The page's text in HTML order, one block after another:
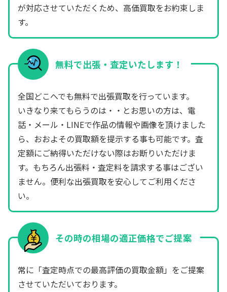
が対応させていただくため、高価買取をお約束しま
す。
無料で出張・査定いたします！
全国どこへでも無料で出張買取を行っています。
いきなり来てもらうのは・・とお思いの方は、電
話・メール・LINEで作品の情報や画像を頂けました
ら、おおよその買取額を提示する事も可能です。査
定額にご納得いただけない際はお断りいただけま
す。もちろん出張料・査定料を請求する事はござい
ません。便利な出張買取を安心してご利用くださ
い。
その時の相場の適正価格でご提案
常に「査定時点での最高評価の買取金額」をご提案
させていただいております。